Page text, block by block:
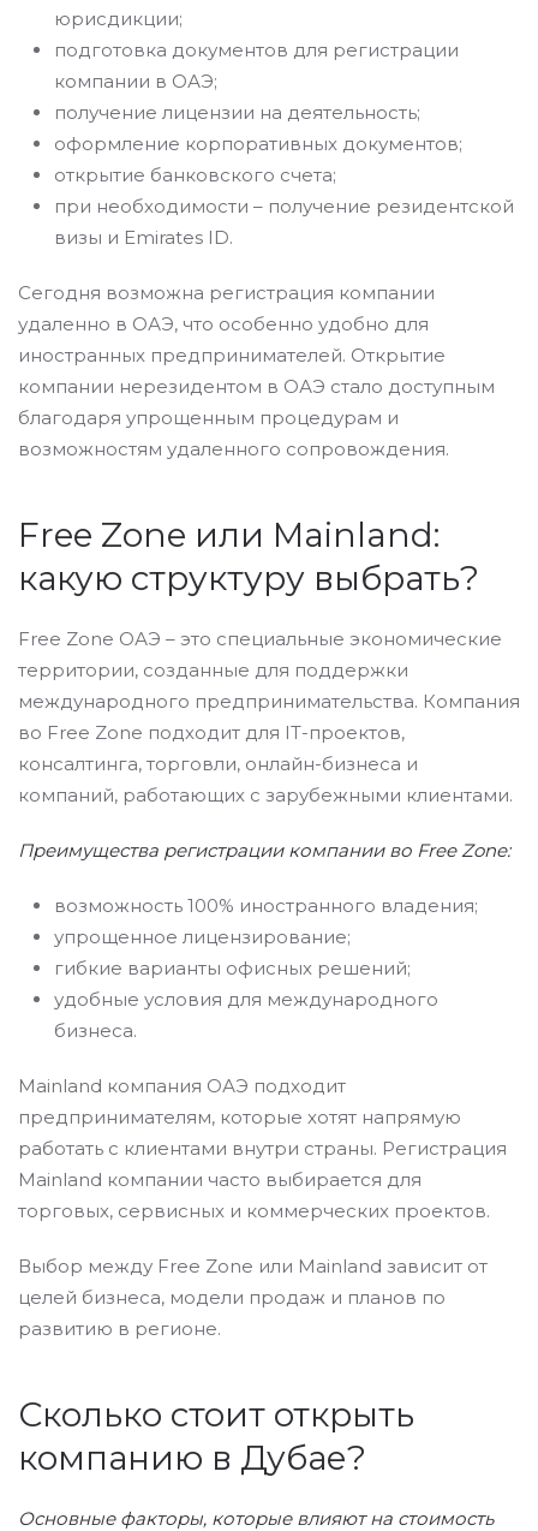
юрисдикции;
подготовка документов для регистрации
компании в ОАЭ;
получение лицензии на деятельность;
оформление корпоративных документов;
открытие банковского счета;
при необходимости – получение резидентской
визы и Emirates ID.
Сегодня возможна регистрация компании
удаленно в ОАЭ, что особенно удобно для
иностранных предпринимателей. Открытие
компании нерезидентом в ОАЭ стало доступным
благодаря упрощенным процедурам и
возможностям удаленного сопровождения.
Free Zone или Mainland:
какую структуру выбрать?
Free Zone ОАЭ – это специальные экономические
территории, созданные для поддержки
международного предпринимательства. Компания
во Free Zone подходит для IT-проектов,
консалтинга, торговли, онлайн-бизнеса и
компаний, работающих с зарубежными клиентами.
Преимущества регистрации компании во Free Zone:
возможность 100% иностранного владения;
упрощенное лицензирование;
гибкие варианты офисных решений;
удобные условия для международного
бизнеса.
Mainland компания ОАЭ подходит
предпринимателям, которые хотят напрямую
работать с клиентами внутри страны. Регистрация
Mainland компании часто выбирается для
торговых, сервисных и коммерческих проектов.
Выбор между Free Zone или Mainland зависит от
целей бизнеса, модели продаж и планов по
развитию в регионе.
Сколько стоит открыть
компанию в Дубае?
Основные факторы, которые влияют на стоимость